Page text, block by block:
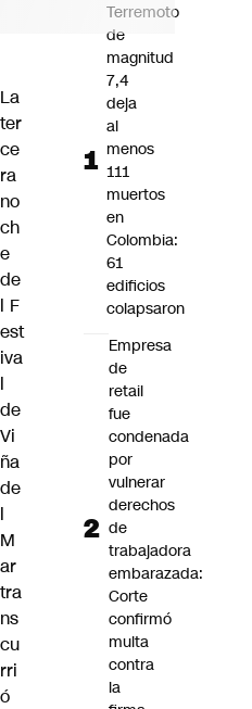
La
ter
ce
ra
no
ch
e
de
l F
est
iva
l
de
Vi
ña
de
l
M
ar
tra
ns
cu
rri
ó
Terremoto
de
magnitud
7,4
deja
al
menos
111
muertos
en
Colombia:
61
edificios
colapsaron
Empresa
de
retail
fue
condenada
por
vulnerar
derechos
de
trabajadora
embarazada:
Corte
confirmó
multa
contra
la